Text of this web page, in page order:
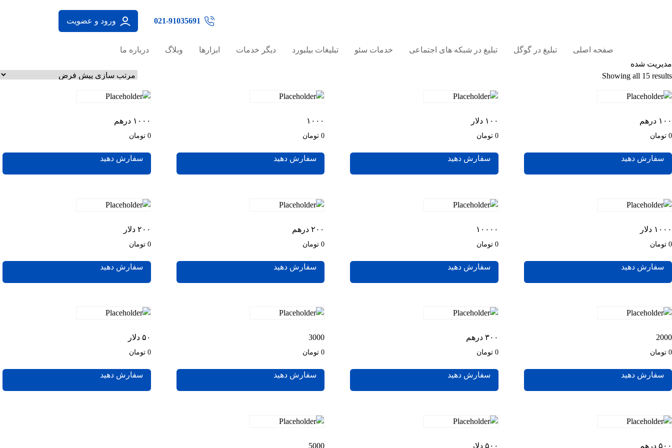
021-91035691 ورود و عضویت
صفحه اصلی تبلیغ در گوگل تبلیغ در شبکه های اجتماعی خدمات سئو تبلیغات بیلبورد دیگر خدمات ابزارها وبلاگ
درباره ما
مدیریت شده
Showing all 15 results
۱۰۰ درهم
0 تومان
سفارش دهید
۱۰۰ دلار
0 تومان
سفارش دهید
۱۰۰۰
0 تومان
سفارش دهید
۱۰۰۰ درهم
0 تومان
سفارش دهید
۱۰۰۰ دلار
0 تومان
سفارش دهید
۱۰۰۰۰
0 تومان
سفارش دهید
۲۰۰ درهم
0 تومان
سفارش دهید
۲۰۰ دلار
0 تومان
سفارش دهید
2000
0 تومان
سفارش دهید
۳۰۰ درهم
0 تومان
سفارش دهید
3000
0 تومان
سفارش دهید
۵۰ دلار
0 تومان
سفارش دهید
۵۰۰ درهم ۵۰۰ دلار 5000